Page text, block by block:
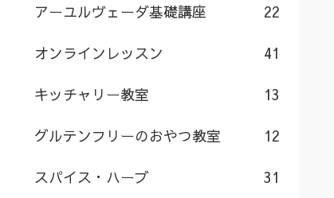
アーユルヴェーダ基礎講座 22
オンラインレッスン 41
キッチャリー教室 13
グルテンフリーのおやつ教室 12
スパイス・ハーブ 31